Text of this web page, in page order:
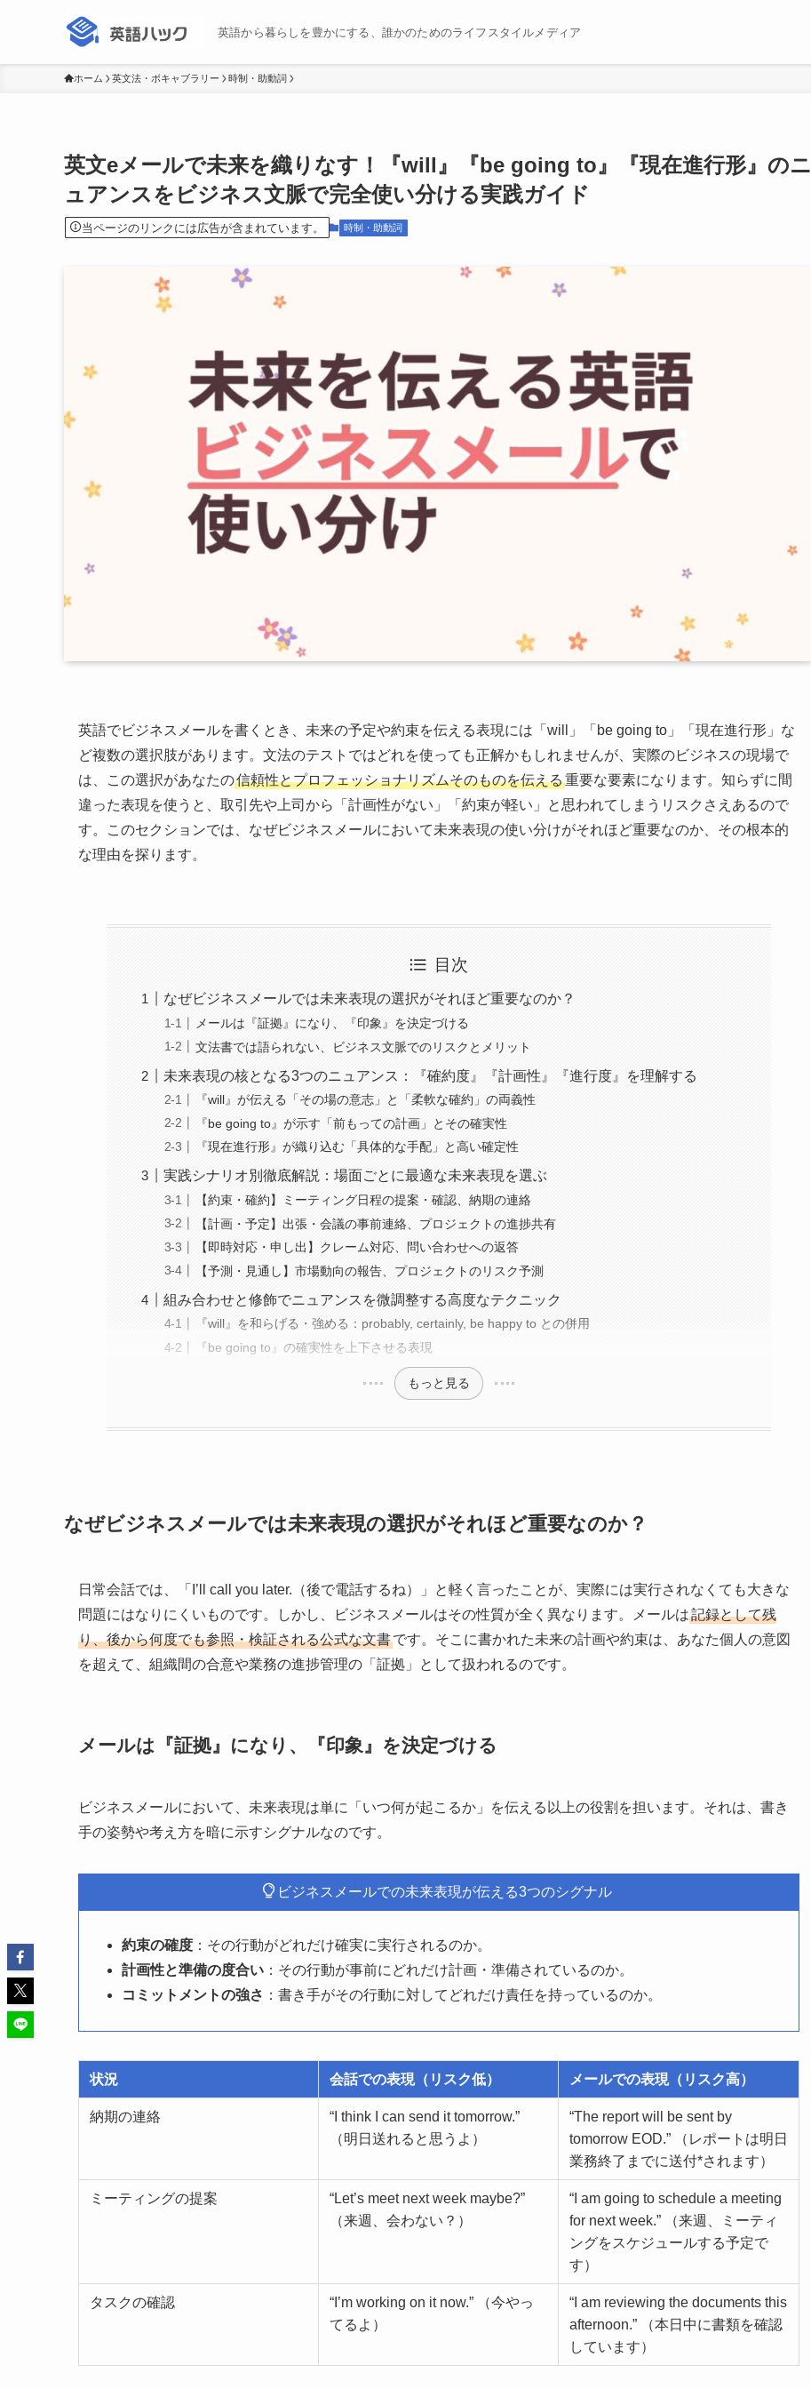
英語から暮らしを豊かにする、誰かのためのライフスタイルメディア
ホーム 英文法・ボキャブラリー 時制・助動詞
英文eメールで未来を織りなす！『will』『be going to』『現在進行形』のニ
ュアンスをビジネス文脈で完全使い分ける実践ガイド
当ページのリンクには広告が含まれています。 時制・助動詞
英語でビジネスメールを書くとき、未来の予定や約束を伝える表現には「will」「be going to」「現在進行形」な
ど複数の選択肢があります。文法のテストではどれを使っても正解かもしれませんが、実際のビジネスの現場で
は、この選択があなたの信頼性とプロフェッショナリズムそのものを伝える重要な要素になります。知らずに間
違った表現を使うと、取引先や上司から「計画性がない」「約束が軽い」と思われてしまうリスクさえあるので
す。このセクションでは、なぜビジネスメールにおいて未来表現の使い分けがそれほど重要なのか、その根本的
な理由を探ります。
目次
なぜビジネスメールでは未来表現の選択がそれほど重要なのか？
メールは『証拠』になり、『印象』を決定づける
文法書では語られない、ビジネス文脈でのリスクとメリット
未来表現の核となる3つのニュアンス：『確約度』『計画性』『進行度』を理解する
『will』が伝える「その場の意志」と「柔軟な確約」の両義性
『be going to』が示す「前もっての計画」とその確実性
『現在進行形』が織り込む「具体的な手配」と高い確定性
実践シナリオ別徹底解説：場面ごとに最適な未来表現を選ぶ
【約束・確約】ミーティング日程の提案・確認、納期の連絡
【計画・予定】出張・会議の事前連絡、プロジェクトの進捗共有
【即時対応・申し出】クレーム対応、問い合わせへの返答
【予測・見通し】市場動向の報告、プロジェクトのリスク予測
組み合わせと修飾でニュアンスを微調整する高度なテクニック
『will』を和らげる・強める：probably, certainly, be happy to との併用
『be going to』の確実性を上下させる表現
もっと見る
なぜビジネスメールでは未来表現の選択がそれほど重要なのか？
日常会話では、「I’ll call you later.（後で電話するね）」と軽く言ったことが、実際には実行されなくても大きな
問題にはなりにくいものです。しかし、ビジネスメールはその性質が全く異なります。メールは記録として残
り、後から何度でも参照・検証される公式な文書です。そこに書かれた未来の計画や約束は、あなた個人の意図
を超えて、組織間の合意や業務の進捗管理の「証拠」として扱われるのです。
メールは『証拠』になり、『印象』を決定づける
ビジネスメールにおいて、未来表現は単に「いつ何が起こるか」を伝える以上の役割を担います。それは、書き
手の姿勢や考え方を暗に示すシグナルなのです。
ビジネスメールでの未来表現が伝える3つのシグナル
約束の確度 ：その行動がどれだけ確実に実行されるのか。
計画性と準備の度合い ：その行動が事前にどれだけ計画・準備されているのか。
コミットメントの強さ ：書き手がその行動に対してどれだけ責任を持っているのか。
状況 会話での表現（リスク低） メールでの表現（リスク高）
納期の連絡
“I think I can send it tomorrow.”
（明日送れると思うよ）
“The report will be sent by
tomorrow EOD.” （レポートは明日
業務終了までに送付*されます）
ミーティングの提案
“Let’s meet next week maybe?”
（来週、会わない？）
“I am going to schedule a meeting
for next week.” （来週、ミーティ
ングをスケジュールする予定で
す）
タスクの確認
“I’m working on it now.” （今やっ
てるよ）
“I am reviewing the documents this
afternoon.” （本日中に書類を確認
しています）